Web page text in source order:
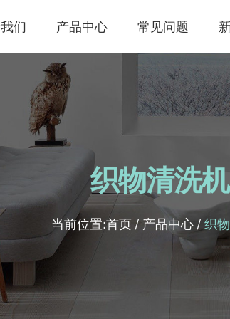
们 产品中心 常见问题
织物清洗机
当前位置:首页/ 产品中心/ 织